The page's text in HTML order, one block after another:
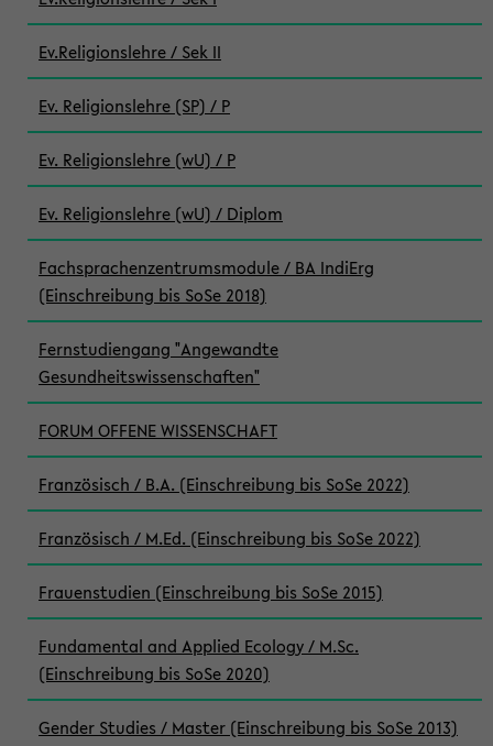
Ev.Religionslehre / Sek II
Ev. Religionslehre (SP) / P
Ev. Religionslehre (wU) / P
Ev. Religionslehre (wU) / Diplom
Fachsprachenzentrumsmodule / BA IndiErg
(Einschreibung bis SoSe 2018)
Fernstudiengang "Angewandte
Gesundheitswissenschaften"
FORUM OFFENE WISSENSCHAFT
Französisch / B.A. (Einschreibung bis SoSe 2022)
Französisch / M.Ed. (Einschreibung bis SoSe 2022)
Frauenstudien (Einschreibung bis SoSe 2015)
Fundamental and Applied Ecology / M.Sc.
(Einschreibung bis SoSe 2020)
Gender Studies / Master (Einschreibung bis SoSe 2013)